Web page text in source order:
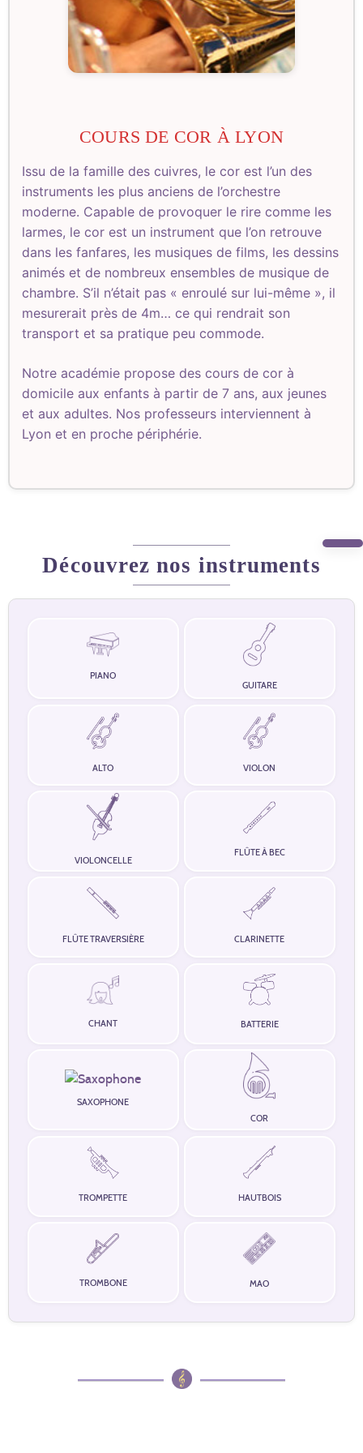
COURS DE COR À LYON
Issu de la famille des cuivres, le cor est l’un des
instruments les plus anciens de l’orchestre
moderne. Capable de provoquer le rire comme les
larmes, le cor est un instrument que l’on retrouve
dans les fanfares, les musiques de films, les dessins
animés et de nombreux ensembles de musique de
chambre. S’il n’était pas « enroulé sur lui-même », il
mesurerait près de 4m… ce qui rendrait son
transport et sa pratique peu commode.
Notre académie propose des cours de cor à
domicile aux enfants à partir de 7 ans, aux jeunes
et aux adultes. Nos professeurs interviennent à
Lyon et en proche périphérie.
Découvrez nos instruments
PIANO
GUITARE
ALTO VIOLON
VIOLONCELLE
FLÛTE À BEC
FLÛTE TRAVERSIÈRE CLARINETTE
CHANT BATTERIE
SAXOPHONE
COR
TROMPETTE HAUTBOIS
TROMBONE MAO